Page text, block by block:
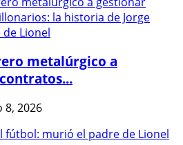
metalúrgico a
8, 2026